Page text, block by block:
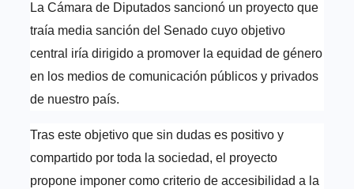
La Cámara de Diputados sancionó un proyecto que
traía media sanción del Senado cuyo objetivo
central iría dirigido a promover la equidad de género
en los medios de comunicación públicos y privados
de nuestro país.
Tras este objetivo que sin dudas es positivo y
compartido por toda la sociedad, el proyecto
propone imponer como criterio de accesibilidad a la